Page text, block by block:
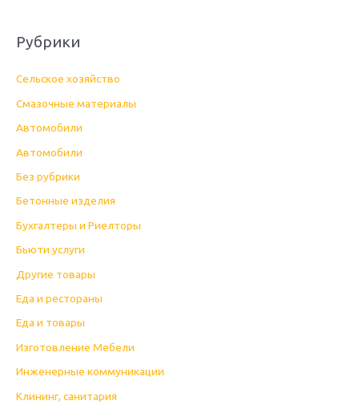
Рубрики
Cельское хозяйство
Cмазочные материалы
Автомобили
Автомобили
Без рубрики
Бетонные изделия
Бухгалтеры и Риелторы
Бьюти услуги
Другие товары
Еда и рестораны
Еда и товары
Изготовление Мебели
Инженерные коммуникации
Клининг, санитария